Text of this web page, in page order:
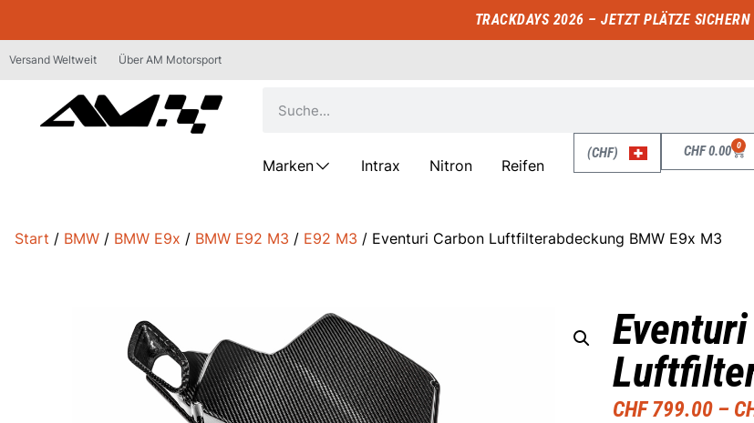
TRACKDAYS 2026 – JETZT PLÄTZE SICHERN
Versand Weltweit Über AM Motorsport
Marken Intrax Nitron Reifen
(CHF) CHF0.00 0
Start / BMW / BMW E9x / BMW E92 M3 / E92 M3 / Eventuri Carbon Luftfilterabdeckung BMW E9x M3
CHF799.00 –